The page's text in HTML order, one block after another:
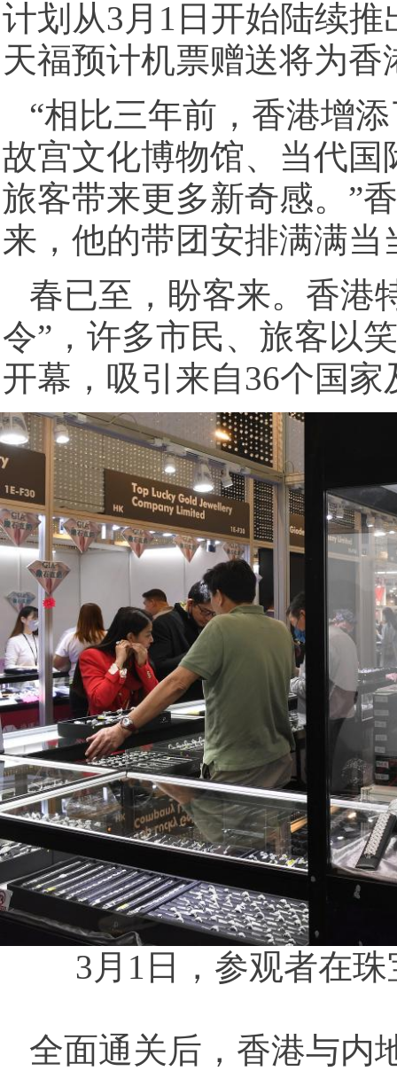
计划从3月1日开始陆续
天福预计机票赠送将为
“相比三年前，香港增
故宫文化博物馆、当代
旅客带来更多新奇感。”
来，他的带团安排满满当
春已至，盼客来。香港
令”，许多市民、旅客以
开幕，吸引来自36个国
3月1日，参观者在珠
全面通关后，香港与内